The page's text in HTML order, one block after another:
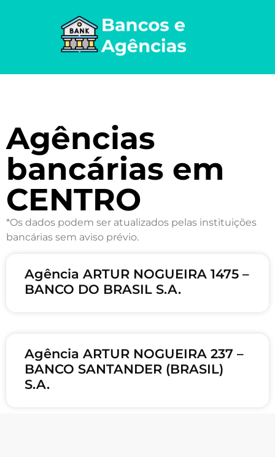
Agências
bancárias em
CENTRO
*Os dados podem ser atualizados pelas instituições
bancárias sem aviso prévio.
Agência ARTUR NOGUEIRA 1475 –
BANCO DO BRASIL S.A.
Agência ARTUR NOGUEIRA 237 –
BANCO SANTANDER (BRASIL)
S.A.